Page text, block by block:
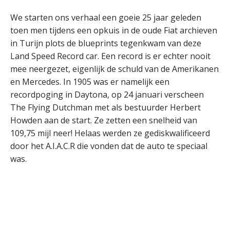
We starten ons verhaal een goeie 25 jaar geleden
toen men tijdens een opkuis in de oude Fiat archieven
in Turijn plots de blueprints tegenkwam van deze
Land Speed Record car. Een record is er echter nooit
mee neergezet, eigenlijk de schuld van de Amerikanen
en Mercedes. In 1905 was er namelijk een
recordpoging in Daytona, op 24 januari verscheen
The Flying Dutchman met als bestuurder Herbert
Howden aan de start. Ze zetten een snelheid van
109,75 mijl neer! Helaas werden ze gediskwalificeerd
door het A.I.A.C.R die vonden dat de auto te speciaal
was.